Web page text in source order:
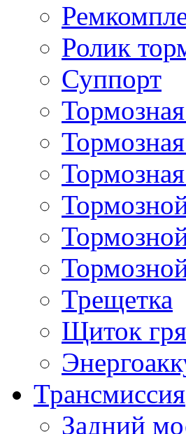
Ролик
Суппорт
Трещетка
Щиток
Трансмиссия
Задний